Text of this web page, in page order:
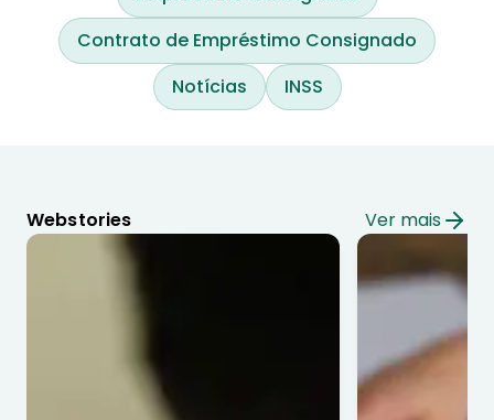
Contrato de Empréstimo Consignado
Notícias
INSS
Webstories Ver mais